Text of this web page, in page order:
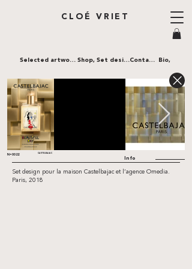
CLOÉ VRIET
Contact,
Selected artworks, Shop, Set design, Bio,
N•0022 CASTELBAJAC
Info
Set design pour la maison Castelbajac et l’agence Omedia.
Paris, 2018